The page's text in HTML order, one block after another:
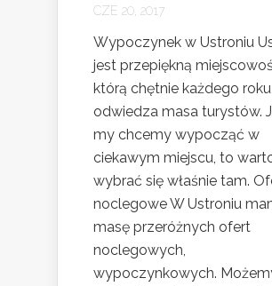
CZE 20, 2017
Wypoczynek w Ustroniu
jest przepiękną
którą chętnie każdego roku
odwiedza masa turystów.
my chcemy wypocząć w
ciekawym miejscu, to
wybrać się właśnie tam.
noclegowe W Ustroniu
masę przeróżnych ofert
noclegowych,
wypoczynkowych.